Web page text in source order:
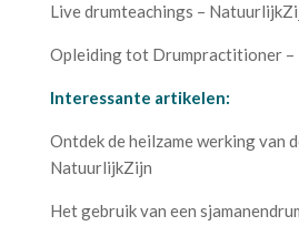
Live drumteachings –
Opleiding tot Drumpractitioner
Interessante artikelen:
Ontdek de heilzame werking van
NatuurlijkZijn
Het gebruik van een